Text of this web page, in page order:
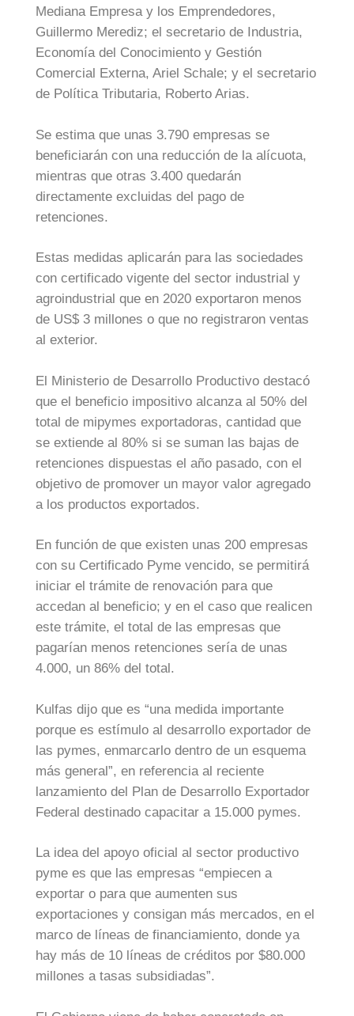
Mediana Empresa y los Emprendedores,
Guillermo Merediz; el secretario de Industria,
Economía del Conocimiento y Gestión
Comercial Externa, Ariel Schale; y el secretario
de Política Tributaria, Roberto Arias.
Se estima que unas 3.790 empresas se
beneficiarán con una reducción de la alícuota,
mientras que otras 3.400 quedarán
directamente excluidas del pago de
retenciones.
Estas medidas aplicarán para las sociedades
con certificado vigente del sector industrial y
agroindustrial que en 2020 exportaron menos
de US$ 3 millones o que no registraron ventas
al exterior.
El Ministerio de Desarrollo Productivo destacó
que el beneficio impositivo alcanza al 50% del
total de mipymes exportadoras, cantidad que
se extiende al 80% si se suman las bajas de
retenciones dispuestas el año pasado, con el
objetivo de promover un mayor valor agregado
a los productos exportados.
En función de que existen unas 200 empresas
con su Certificado Pyme vencido, se permitirá
iniciar el trámite de renovación para que
accedan al beneficio; y en el caso que realicen
este trámite, el total de las empresas que
pagarían menos retenciones sería de unas
4.000, un 86% del total.
Kulfas dijo que es “una medida importante
porque es estímulo al desarrollo exportador de
las pymes, enmarcarlo dentro de un esquema
más general”, en referencia al reciente
lanzamiento del Plan de Desarrollo Exportador
Federal destinado capacitar a 15.000 pymes.
La idea del apoyo oficial al sector productivo
pyme es que las empresas “empiecen a
exportar o para que aumenten sus
exportaciones y consigan más mercados, en el
marco de líneas de financiamiento, donde ya
hay más de 10 líneas de créditos por $80.000
millones a tasas subsidiadas”.